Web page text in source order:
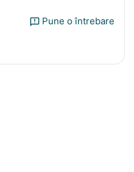
Pune o întrebare